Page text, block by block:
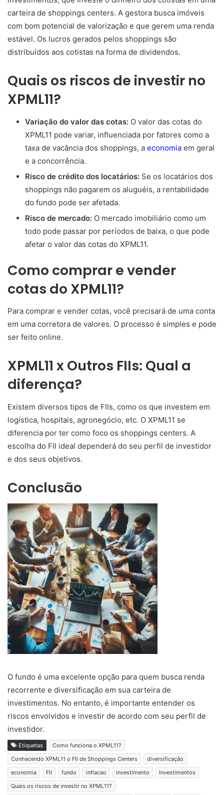
carteira de shoppings centers. A gestora busca imóveis
com bom potencial de valorização e que gerem uma renda
estável. Os lucros gerados pelos shoppings são
distribuídos aos cotistas na forma de dividendos.
Quais os riscos de investir no
XPML11?
Variação do valor das cotas: O valor das cotas do
XPML11 pode variar, influenciada por fatores como a
taxa de vacância dos shoppings, a economia em geral
e a concorrência.
Risco de crédito dos locatários: Se os locatários dos
shoppings não pagarem os aluguéis, a rentabilidade
do fundo pode ser afetada.
Risco de mercado: O mercado imobiliário como um
todo pode passar por períodos de baixa, o que pode
afetar o valor das cotas do XPML11.
Como comprar e vender
cotas do XPML11?
Para comprar e vender cotas, você precisará de uma conta
em uma corretora de valores. O processo é simples e pode
ser feito online.
XPML11 x Outros FIIs: Qual a
diferença?
Existem diversos tipos de FIIs, como os que investem em
logística, hospitais, agronegócio, etc. O XPML11 se
diferencia por ter como foco os shoppings centers. A
escolha do FII ideal dependerá do seu perfil de investidor
e dos seus objetivos.
Conclusão
O fundo é uma excelente opção para quem busca renda
recorrente e diversificação em sua carteira de
investimentos. No entanto, é importante entender os
riscos envolvidos e investir de acordo com seu perfil de
investidor.
Etiquetas
Como funciona o XPML11?
Conhecendo XPML11 o FII de Shoppings Centers
diversificação
economia
FII fundo inflacao Investimento
Investimentos
Quais os riscos de investir no XPML11?